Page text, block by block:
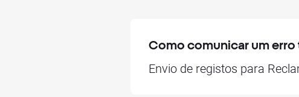
Como comunicar um erro
Envio de registos para